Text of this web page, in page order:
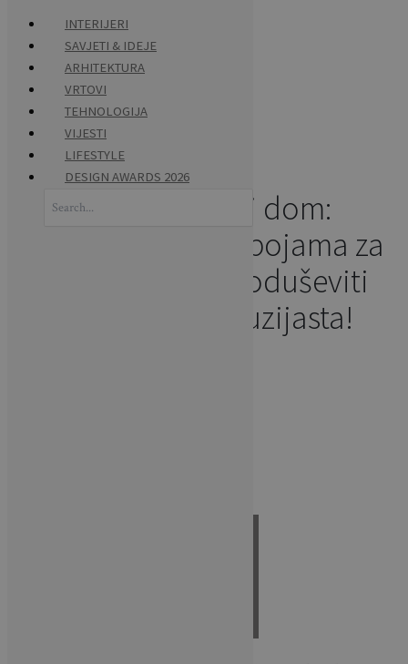
content
Osvježite svoj dom:
Kreativne ideje s bojama za
tkanine koje će oduševiti
svakog DIY entuzijasta!
INTERIJERI
SAVJETI & IDEJE
ARHITEKTURA
VRTOVI
TEHNOLOGIJA
VIJESTI
LIFESTYLE
DESIGN AWARDS 2026
for: